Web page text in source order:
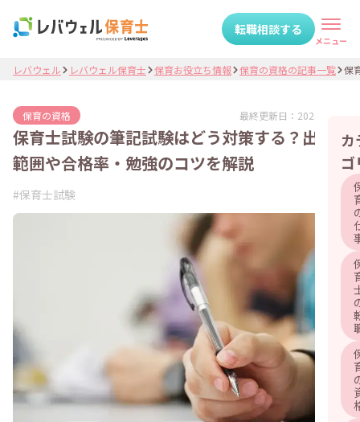
転職相談する
メニュー
カ
ゴ
レバウェル レバウェル保育士 保育お役立ち情報 保育の資格の記事一覧 保
保育の資格 最終更新日： 2025.06.02
保育士試験の筆記試験はどう対策する？出題
範囲や合格率・勉強のコツを解説
#保育士試験